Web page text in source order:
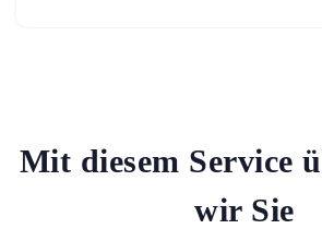
Mit diesem Service
wir Sie